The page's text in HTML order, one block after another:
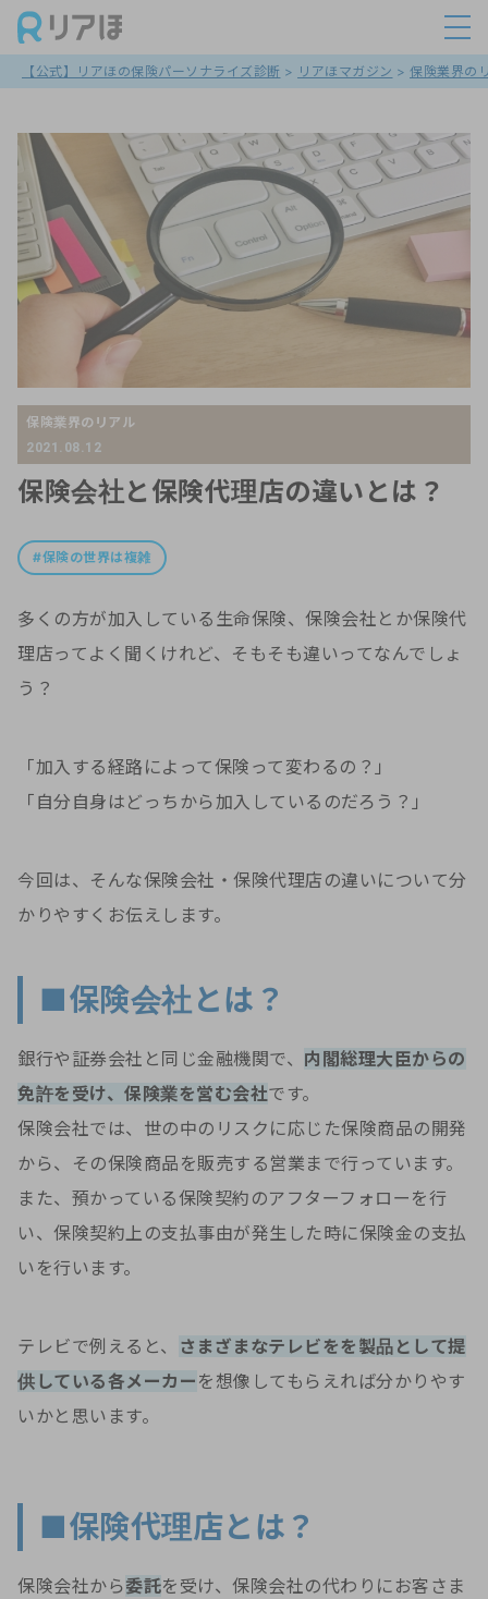
【公式】リアほの保険パーソナライズ診断 > リアほマガジン > 保険業界の
保険業界のリアル
2021.08.12
保険会社と保険代理店の違いとは？
保険の世界は複雑
多くの方が加入している生命保険、保険会社とか保険代
理店ってよく聞くけれど、そもそも違いってなんでしょ
う？
「加入する経路によって保険って変わるの？」
「自分自身はどっちから加入しているのだろう？」
今回は、そんな保険会社・保険代理店の違いについて分
かりやすくお伝えします。
■保険会社とは？
銀行や証券会社と同じ金融機関で、 内閣総理大臣からの
免許を受け、保険業を営む会社です。
保険会社では、世の中のリスクに応じた保険商品の開発
から、その保険商品を販売する営業まで行っています。
また、預かっている保険契約のアフターフォローを行
い、保険契約上の支払事由が発生した時に保険金の支払
いを行います。
テレビで例えると、
さまざまなテレビをを製品として提
供している各メーカー を想像してもらえれば分かりやす
いかと思います。
■保険代理店とは？
保険会社から委託を受け、保険会社の代わりにお客さま